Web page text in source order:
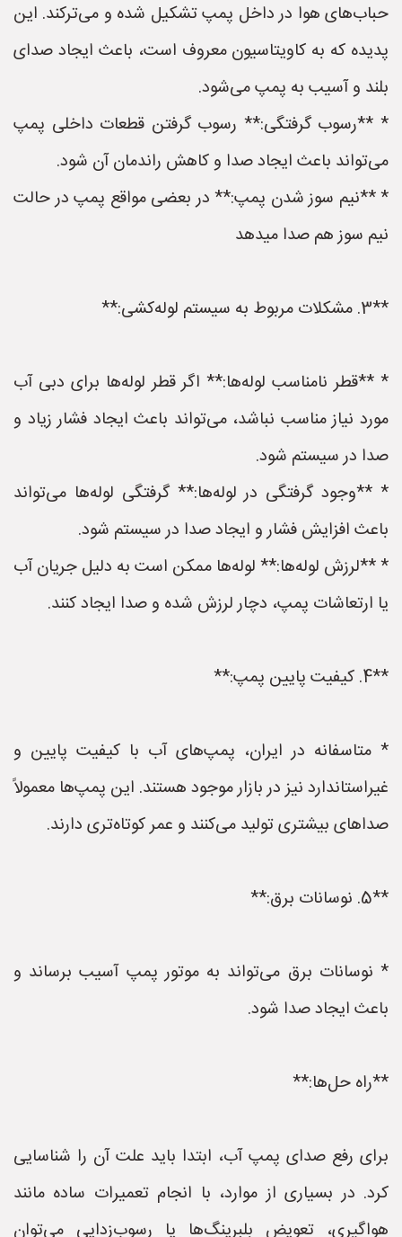
حباب‌های هوا در داخل پمپ تشکیل شده و می‌ترکند. این
پدیده که به کاویتاسیون معروف است، باعث ایجاد صدای
بلند و آسیب به پمپ می‌شود.
* **رسوب گرفتگی:** رسوب گرفتن قطعات داخلی پمپ
می‌تواند باعث ایجاد صدا و کاهش راندمان آن شود.
* **نیم سوز شدن پمپ:** در بعضی مواقع پمپ در حالت
نیم سوز هم صدا میدهد
**3. مشکلات مربوط به سیستم لوله‌کشی:**
* **قطر نامناسب لوله‌ها:** اگر قطر لوله‌ها برای دبی آب
مورد نیاز مناسب نباشد، می‌تواند باعث ایجاد فشار زیاد و
صدا در سیستم شود.
* **وجود گرفتگی در لوله‌ها:** گرفتگی لوله‌ها می‌تواند
باعث افزایش فشار و ایجاد صدا در سیستم شود.
* **لرزش لوله‌ها:** لوله‌ها ممکن است به دلیل جریان آب
یا ارتعاشات پمپ، دچار لرزش شده و صدا ایجاد کنند.
**4. کیفیت پایین پمپ:**
* متاسفانه در ایران، پمپ‌های آب با کیفیت پایین و
غیراستاندارد نیز در بازار موجود هستند. این پمپ‌ها معمولاً
صداهای بیشتری تولید می‌کنند و عمر کوتاه‌تری دارند.
**5. نوسانات برق:**
* نوسانات برق می‌تواند به موتور پمپ آسیب برساند و
باعث ایجاد صدا شود.
**راه حل‌ها:**
برای رفع صدای پمپ آب، ابتدا باید علت آن را شناسایی
کرد. در بسیاری از موارد، با انجام تعمیرات ساده مانند
هواگیری، تعویض بلبرینگ‌ها یا رسوب‌زدایی می‌توان